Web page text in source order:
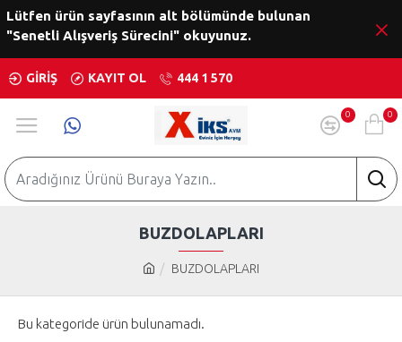
Lütfen ürün sayfasının alt bölümünde bulunan
"Senetli Alışveriş Sürecini" okuyunuz.
GIRIŞ KAYIT OL 444 1 570
0 0
BUZDOLAPLARI
BUZDOLAPLARI
Bu kategoride ürün bulunamadı.